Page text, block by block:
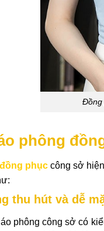
Đồng
phông
phục công sở
thu hút và dễ
phông công sở có